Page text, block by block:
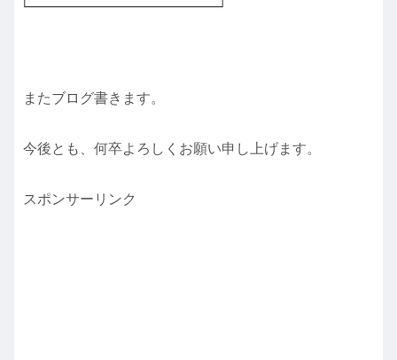
またブログ書きます。
今後とも、何卒よろしくお願い申し上げます。
スポンサーリンク